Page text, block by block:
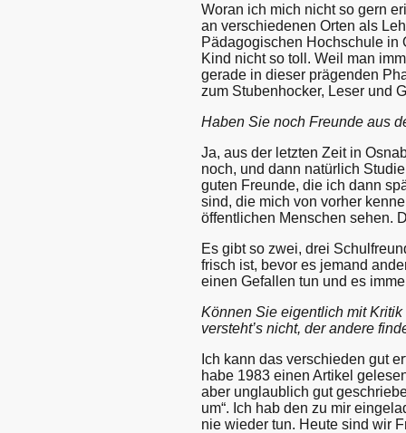
Woran ich mich nicht so gern
an verschiedenen Orten als
Pädagogischen Hochschule in
Kind nicht so toll. Weil man
gerade in dieser prägenden
zum Stubenhocker, Leser und
Haben Sie noch Freunde aus
Ja, aus der letzten Zeit in
noch, und dann natürlich
guten Freunde, die ich dann
sind, die mich von vorher
öffentlichen Menschen sehen.
Es gibt so zwei, drei
frisch ist, bevor es jemand
einen Gefallen tun und es
Können Sie eigentlich mit
versteht’s nicht, der andere
Ich kann das verschieden gut
habe 1983 einen Artikel
aber unglaublich gut
um“. Ich hab den zu mir
nie wieder tun. Heute sind wir